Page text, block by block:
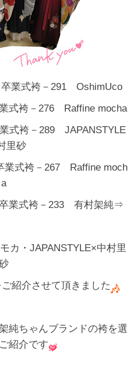
業式袴－291 OshimUco
袴－276 Raffine mocha
袴－289 JAPANSTYLE
里砂
式袴－267 Raffine moch
a
業式袴－233 有村架純⇒
カ・JAPANSTYLE×中村里
紹介させて頂きました
純ちゃんブランドの袴を選
紹介です